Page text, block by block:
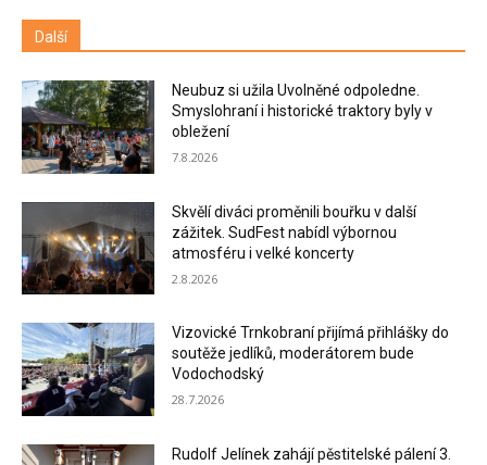
Další
Neubuz si užila Uvolněné odpoledne.
Smyslohraní i historické traktory byly v
obležení
7.8.2026
Skvělí diváci proměnili bouřku v další
zážitek. SudFest nabídl výbornou
atmosféru i velké koncerty
2.8.2026
Vizovické Trnkobraní přijímá přihlášky do
soutěže jedlíků, moderátorem bude
Vodochodský
28.7.2026
Rudolf Jelínek zahájí pěstitelské pálení 3.